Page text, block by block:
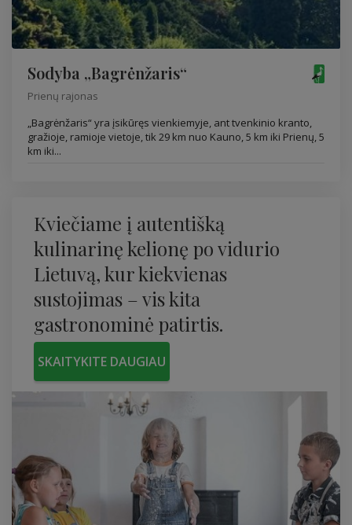
Sodyba „Bagrėnžaris“
Prienų rajonas
„Bagrėnžaris“ yra įsikūręs vienkiemyje, ant tvenkinio kranto,
gražioje, ramioje vietoje, tik 29 km nuo Kauno, 5 km iki Prienų, 5
km iki...
Kviečiame į autentišką
kulinarinę kelionę po vidurio
Lietuvą, kur kiekvienas
sustojimas – vis kita
gastronominė patirtis.
SKAITYKITE DAUGIAU